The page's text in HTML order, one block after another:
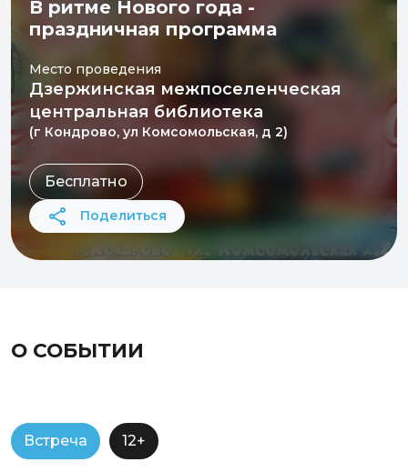
В ритме Нового года -
праздничная программа
Место проведения
Дзержинская межпоселенческая
центральная библиотека
(г Кондрово, ул Комсомольская, д 2)
Бесплатно
Поделиться
О СОБЫТИИ
Встреча 12+